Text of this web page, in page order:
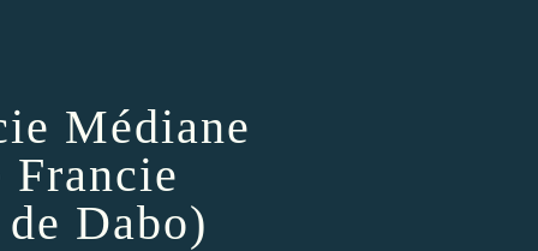
Médiane
Dabo)